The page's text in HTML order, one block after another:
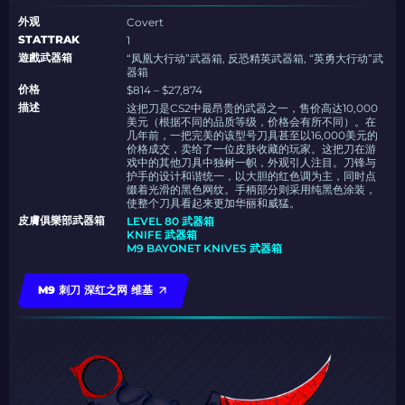
外观
Covert
STATTRAK
1
遊戲武器箱
“凤凰大行动”武器箱, 反恐精英武器箱, “英勇大行动”武
器箱
价格
$814 – $27,874
描述
这把刀是CS2中最昂贵的武器之一，售价高达10,000
美元（根据不同的品质等级，价格会有所不同）。在
几年前，一把完美的该型号刀具甚至以16,000美元的
价格成交，卖给了一位皮肤收藏的玩家。这把刀在游
戏中的其他刀具中独树一帜，外观引人注目。刀锋与
护手的设计和谐统一，以大胆的红色调为主，同时点
缀着光滑的黑色网纹。手柄部分则采用纯黑色涂装，
使整个刀具看起来更加华丽和威猛。
皮膚俱樂部武器箱
LEVEL 80 武器箱
KNIFE 武器箱
M9 BAYONET KNIVES 武器箱
M9 刺刀 深红之网 维基